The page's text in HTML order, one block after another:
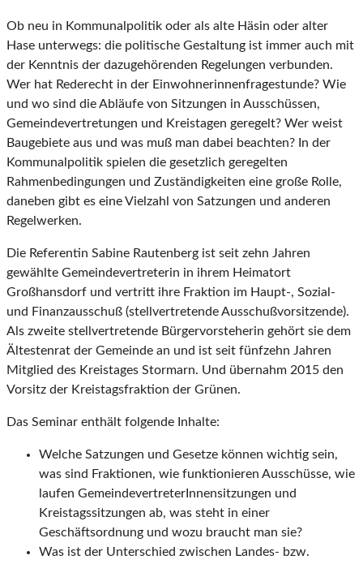
Ob neu in Kommunalpolitik oder als alte Häsin oder alter
Hase unterwegs: die politische Gestaltung ist immer auch mit
der Kenntnis der dazugehörenden Regelungen verbunden.
Wer hat Rederecht in der Einwohnerinnenfragestunde? Wie
und wo sind die Abläufe von Sitzungen in Ausschüssen,
Gemeindevertretungen und Kreistagen geregelt? Wer weist
Baugebiete aus und was muß man dabei beachten? In der
Kommunalpolitik spielen die gesetzlich geregelten
Rahmenbedingungen und Zuständigkeiten eine große Rolle,
daneben gibt es eine Vielzahl von Satzungen und anderen
Regelwerken.
Die Referentin Sabine Rautenberg ist seit zehn Jahren
gewählte Gemeindevertreterin in ihrem Heimatort
Großhansdorf und vertritt ihre Fraktion im Haupt-, Sozial-
und Finanzausschuß (stellvertretende Ausschußvorsitzende).
Als zweite stellvertretende Bürgervorsteherin gehört sie dem
Ältestenrat der Gemeinde an und ist seit fünfzehn Jahren
Mitglied des Kreistages Stormarn. Und übernahm 2015 den
Vorsitz der Kreistagsfraktion der Grünen.
Das Seminar enthält folgende Inhalte:
Welche Satzungen und Gesetze können wichtig sein,
was sind Fraktionen, wie funktionieren Ausschüsse, wie
laufen GemeindevertreterInnensitzungen und
Kreistagssitzungen ab, was steht in einer
Geschäftsordnung und wozu braucht man sie?
Was ist der Unterschied zwischen Landes- bzw.